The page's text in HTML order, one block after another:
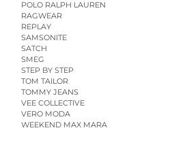
POLO RALPH LAUREN
RAGWEAR
REPLAY
SAMSONITE
SATCH
SMEG
STEP BY STEP
TOM TAILOR
TOMMY JEANS
VEE COLLECTIVE
VERO MODA
WEEKEND MAX MARA